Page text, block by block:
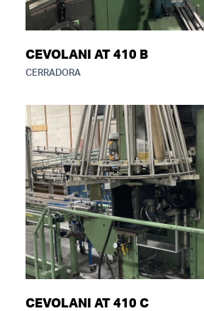
CEVOLANI AT 410 B
CERRADORA
CEVOLANI AT 410 C